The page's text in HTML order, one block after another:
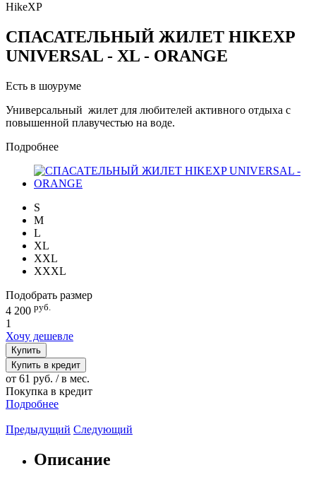
HikeXP
СПАСАТЕЛЬНЫЙ ЖИЛЕТ HIKEXP
UNIVERSAL - XL - ORANGE
Есть в шоуруме
Универсальный жилет для любителей активного отдыха с
повышенной плавучестью на воде.
Подробнее
S
M
L
XL
XXL
XXXL
Подобрать размер
4 200 руб.
1
Хочу дешевле
Купить
Купить в кредит
от 61 руб. / в мес.
Покупка в кредит
Подробнее
Предыдущий Следующий
Описание